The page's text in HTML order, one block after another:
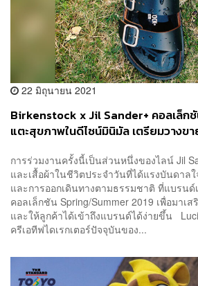
22 มิถุนายน 2021
Birkenstock x Jil Sander+ คอลเล็ก
แตะสุขภาพในดีไซน์มินิมัล เตรียมวางข
การร่วมงานครั้งนี้เป็นส่วนหนึ่งของไลน์ Jil
และเสื้อผ้าในชีวิตประจำวันที่ได้แรงบันดาล
และการออกเดินทางตามธรรมชาติ ที่แบรนด์
คอลเล็กชัน Spring/Summer 2019 เพื่อมาเ
และให้ลูกค้าได้เข้าถึงแบรนด์ได้ง่ายขึ้น
ครีเอทีฟไดเรกเตอร์ปัจจุบันของ...